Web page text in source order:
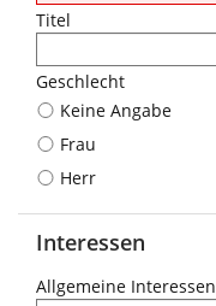
Titel
Geschlecht
Keine Angabe
Frau
Herr
Interessen
Allgemeine Interessen